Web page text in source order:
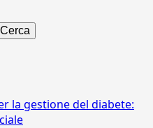
la gestione del diabete: